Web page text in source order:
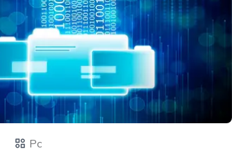
Pc